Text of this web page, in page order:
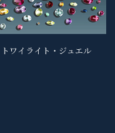
ワイライト・ジュエル